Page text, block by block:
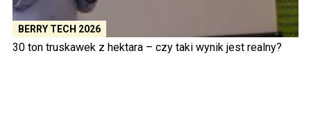
BERRY TECH 2026
30 ton truskawek z hektara – czy taki wynik jest realny?